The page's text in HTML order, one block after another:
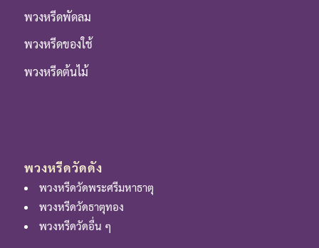
พวงหรีดพัดลม
พวงหรีดของใช้
พวงหรีดต้นไม้
พวงหรีดวัดดัง
พวงหรีดวัดพระศรีมหาธาตุ
พวงหรีดวัดธาตุทอง
พวงหรีดวัดอื่น ๆ